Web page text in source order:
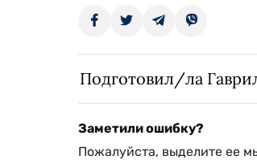
Подготовил/ла
Заметили ошибку?
Пожалуйста, выделите ее